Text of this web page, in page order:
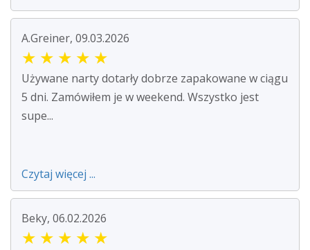
A.Greiner, 09.03.2026
★ ★ ★ ★ ★
Używane narty dotarły dobrze zapakowane w ciągu
5 dni. Zamówiłem je w weekend. Wszystko jest
supe...
Czytaj więcej ...
Beky, 06.02.2026
★ ★ ★ ★ ★